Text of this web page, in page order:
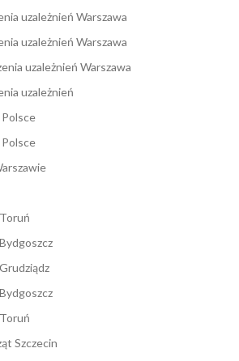
uzależnień Warszawa
uzależnień Warszawa
uzależnień Warszawa
uzależnień
Polsce
Polsce
Szczecin